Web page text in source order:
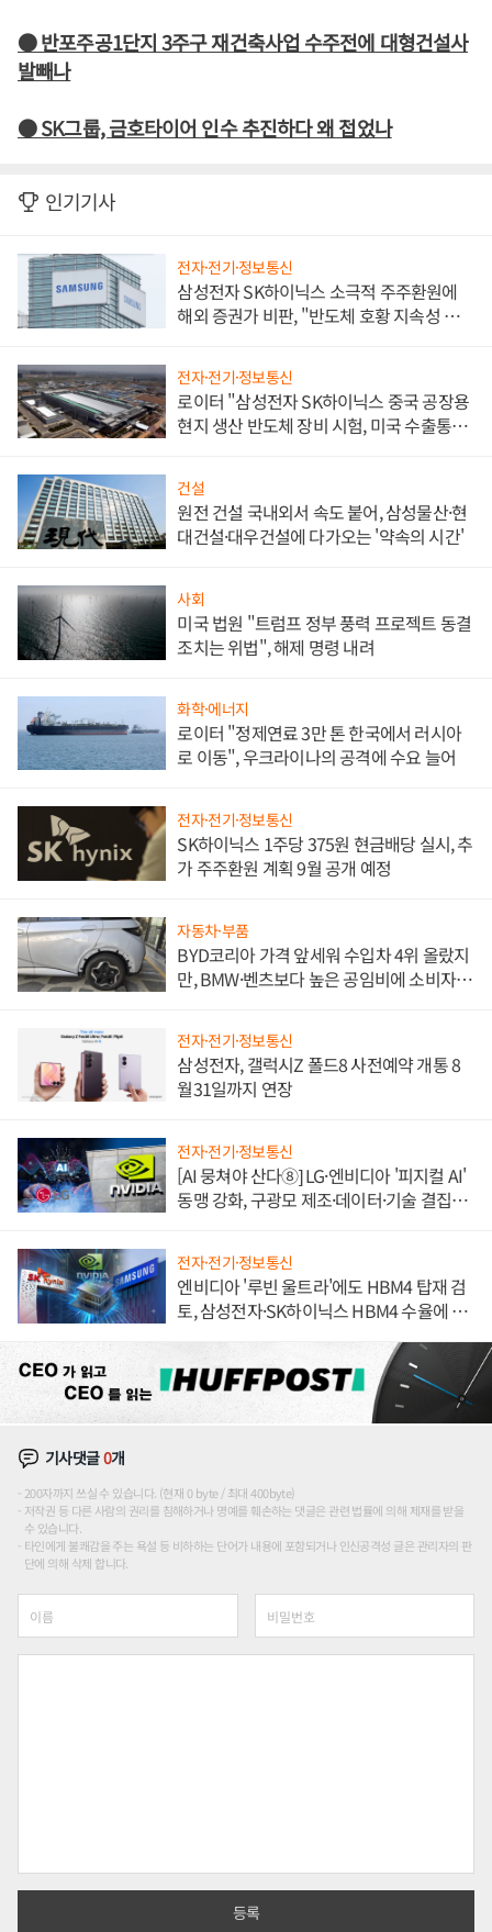
● 반포주공1단지 3주구 재건축사업 수주전에 대형건설사
발빼나
● SK그룹, 금호타이어 인수 추진하다 왜 접었나
인기기사
전자·전기·정보통신
삼성전자 SK하이닉스 소극적 주주환원에
해외 증권가 비판, "반도체 호황 지속성 의
전자·전기·정보통신
로이터 "삼성전자 SK하이닉스 중국 공장용
현지 생산 반도체 장비 시험, 미국 수출통제
건설
원전 건설 국내외서 속도 붙어, 삼성물산·현
대건설·대우건설에 다가오는 '약속의 시간'
사회
미국 법원 "트럼프 정부 풍력 프로젝트 동결
조치는 위법", 해제 명령 내려
화학·에너지
로이터 "정제연료 3만 톤 한국에서 러시아
로 이동", 우크라이나의 공격에 수요 늘어
전자·전기·정보통신
SK하이닉스 1주당 375원 현금배당 실시, 추
가 주주환원 계획 9월 공개 예정
자동차·부품
BYD코리아 가격 앞세워 수입차 4위 올랐지
만, BMW·벤츠보다 높은 공임비에 소비자
전자·전기·정보통신
삼성전자, 갤럭시Z 폴드8 사전예약 개통 8
월31일까지 연장
전자·전기·정보통신
[AI 뭉쳐야 산다⑧] LG·엔비디아 '피지컬 AI'
동맹 강화, 구광모 제조·데이터·기술 결집
전자·전기·정보통신
엔비디아 '루빈 울트라'에도 HBM4 탑재 검
토, 삼성전자·SK하이닉스 HBM4 수율에 주
기사댓글0개
200자까지 쓰실 수 있습니다. (현재 0 byte / 최대 400byte)
저작권 등 다른 사람의 권리를 침해하거나 명예를 훼손하는 댓글은 관련 법률에 의해 제재를 받을
수 있습니다.
타인에게 불쾌감을 주는 욕설 등 비하하는 단어가 내용에 포함되거나 인신공격성 글은 관리자의 판
단에 의해 삭제 합니다.